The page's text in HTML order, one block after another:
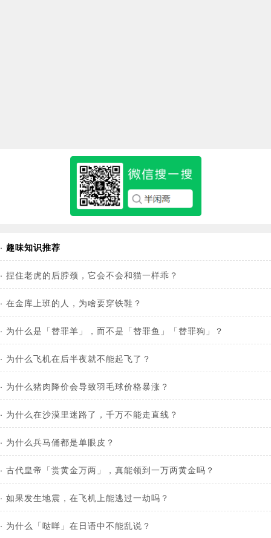
· 趣味知识推荐
· 捏住老虎的后脖颈，它会不会和猫一样乖？
· 在金库上班的人，为啥要穿铁鞋？
· 为什么是「替罪羊」，而不是「替罪鱼」「替罪狗」？
· 为什么飞机在后半夜就不能起飞了？
· 为什么猪肉降价会导致羽毛球价格暴涨？
· 为什么在沙漠里迷路了，千万不能走直线？
· 为什么兵马俑都是单眼皮？
· 古代皇帝「赏黄金万两」，真能领到一万两黄金吗？
· 如果发生地震，在飞机上能逃过一劫吗？
· 为什么「哒咩」在日语中不能乱说？